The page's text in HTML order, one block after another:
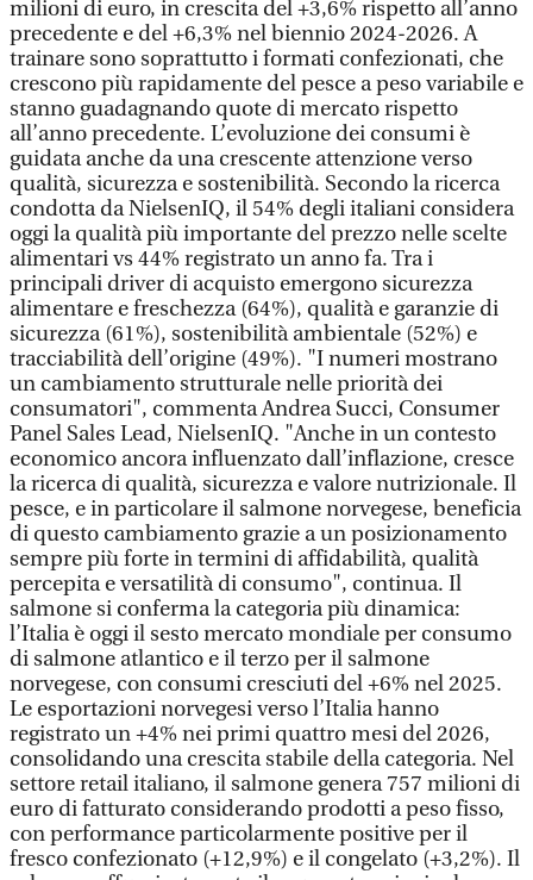
milioni di euro, in crescita del +3,6% rispetto all’anno
precedente e del +6,3% nel biennio 2024-2026. A
trainare sono soprattutto i formati confezionati, che
crescono più rapidamente del pesce a peso variabile e
stanno guadagnando quote di mercato rispetto
all’anno precedente. L’evoluzione dei consumi è
guidata anche da una crescente attenzione verso
qualità, sicurezza e sostenibilità. Secondo la ricerca
condotta da NielsenIQ, il 54% degli italiani considera
oggi la qualità più importante del prezzo nelle scelte
alimentari vs 44% registrato un anno fa. Tra i
principali driver di acquisto emergono sicurezza
alimentare e freschezza (64%), qualità e garanzie di
sicurezza (61%), sostenibilità ambientale (52%) e
tracciabilità dell’origine (49%). "I numeri mostrano
un cambiamento strutturale nelle priorità dei
consumatori", commenta Andrea Succi, Consumer
Panel Sales Lead, NielsenIQ. "Anche in un contesto
economico ancora influenzato dall’inflazione, cresce
la ricerca di qualità, sicurezza e valore nutrizionale. Il
pesce, e in particolare il salmone norvegese, beneficia
di questo cambiamento grazie a un posizionamento
sempre più forte in termini di affidabilità, qualità
percepita e versatilità di consumo", continua. Il
salmone si conferma la categoria più dinamica:
l’Italia è oggi il sesto mercato mondiale per consumo
di salmone atlantico e il terzo per il salmone
norvegese, con consumi cresciuti del +6% nel 2025.
Le esportazioni norvegesi verso l’Italia hanno
registrato un +4% nei primi quattro mesi del 2026,
consolidando una crescita stabile della categoria. Nel
settore retail italiano, il salmone genera 757 milioni di
euro di fatturato considerando prodotti a peso fisso,
con performance particolarmente positive per il
fresco confezionato (+12,9%) e il congelato (+3,2%). Il